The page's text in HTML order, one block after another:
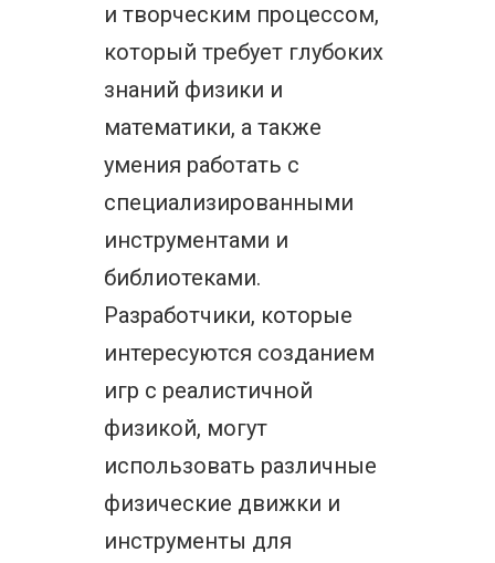
и творческим процессом,
который требует глубоких
знаний физики и
математики, а также
умения работать с
специализированными
инструментами и
библиотеками.
Разработчики, которые
интересуются созданием
игр с реалистичной
физикой, могут
использовать различные
физические движки и
инструменты для